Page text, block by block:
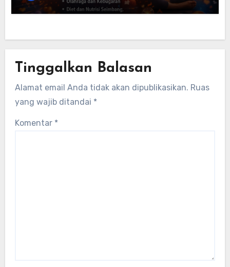
Tinggalkan Balasan
Alamat email Anda tidak akan dipublikasikan. Ruas
yang wajib ditandai *
Komentar *